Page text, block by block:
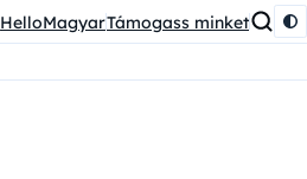
HelloMagyarTámogass minket